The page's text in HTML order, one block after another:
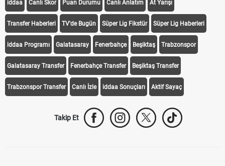
iddaa Canlı Skor Puan Durumu Canlı Anlatım At Yarışı
Transfer Haberleri TV'de Bugün Süper Lig Fikstür Süper Lig Haberleri
iddaa Programı Galatasaray Fenerbahçe Beşiktaş Trabzonspor
Galatasaray Transfer Fenerbahçe Transfer Beşiktaş Transfer
Trabzonspor Transfer Canlı İzle iddaa Sonuçları Aktif Sayaç
Takip Et